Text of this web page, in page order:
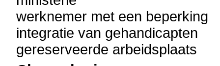
werknemer met een beperking
integratie van gehandicapten
gereserveerde arbeidsplaats